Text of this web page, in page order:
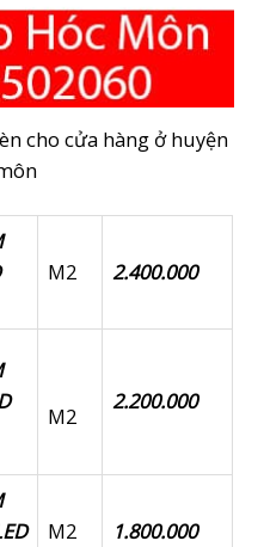
cho cửa hàng ở huyện
M2 2.400.000
M2
2.200.000
M2 1.800.000